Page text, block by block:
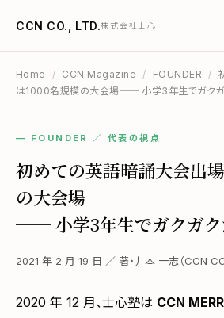
CCN CO., LTD.株式会社士心
Home / CCN Magazine / FOUNDER /
は1000名規模の大会場── 小学3年生でガクガ
— FOUNDER ／ 代表の視点
初めての英語暗誦大会出
の大会場
── 小学3年生でガクガク
2021 年 2 月 19 日 ／ 著・井本 一志（CCN
2020 年 12 月、士心塾は CCN